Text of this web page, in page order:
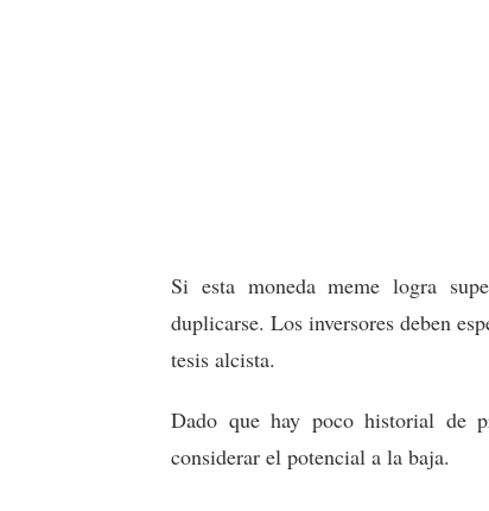
Si esta moneda meme logra
duplicarse. Los inversores deben
tesis alcista.
Dado que hay poco historial de
considerar el potencial a la baja.